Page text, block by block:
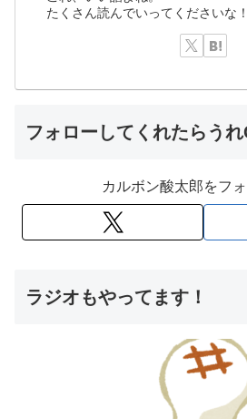
たくさん読んでいってくださいな！
フォローしてくれたらうれ
カルボン酸太郎をフ
ラジオもやってます！